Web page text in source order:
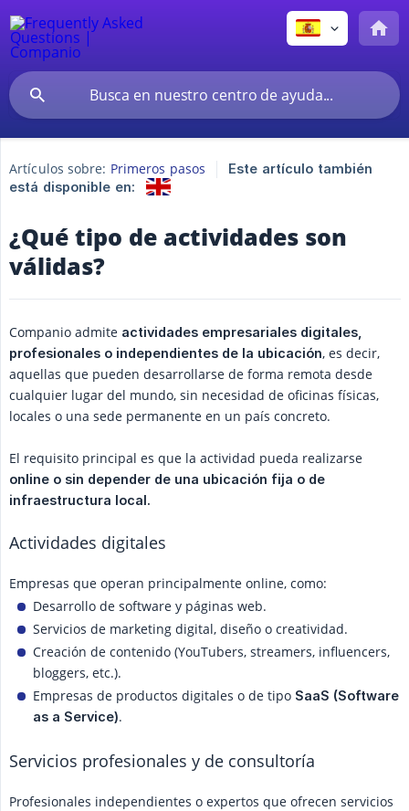
Artículos sobre: Primeros pasos
Este artículo también
está disponible en:
¿Qué tipo de actividades son
válidas?
Companio admite actividades empresariales digitales,
profesionales o independientes de la ubicación, es decir,
aquellas que pueden desarrollarse de forma remota desde
cualquier lugar del mundo, sin necesidad de oficinas físicas,
locales o una sede permanente en un país concreto.
El requisito principal es que la actividad pueda realizarse
online o sin depender de una ubicación fija o de
infraestructura local.
Actividades digitales
Empresas que operan principalmente online, como:
Desarrollo de software y páginas web.
Servicios de marketing digital, diseño o creatividad.
Creación de contenido (YouTubers, streamers, influencers,
bloggers, etc.).
Empresas de productos digitales o de tipo SaaS (Software
as a Service).
Servicios profesionales y de consultoría
Profesionales independientes o expertos que ofrecen servicios